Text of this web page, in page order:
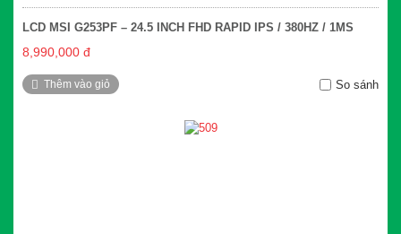
LCD MSI G253PF – 24.5 INCH FHD RAPID IPS / 380HZ / 1MS
8,990,000 đ
Thêm vào giỏ So sánh